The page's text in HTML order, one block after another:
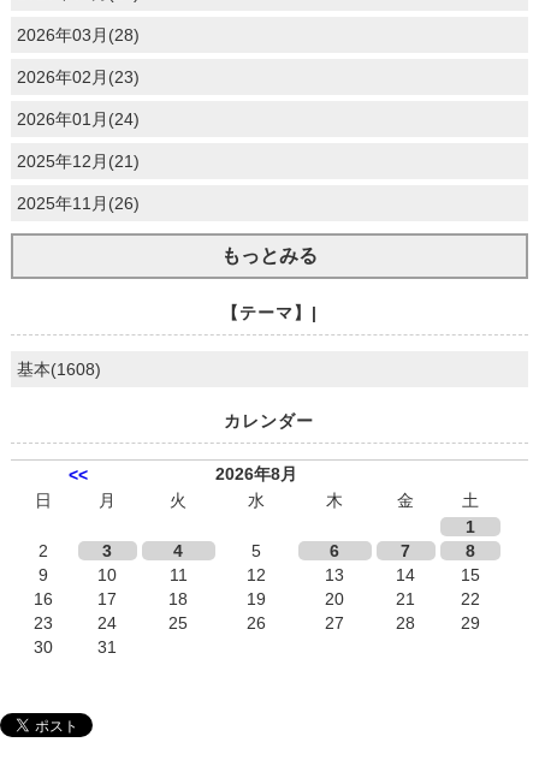
2026年03月(28)
2026年02月(23)
2026年01月(24)
2025年12月(21)
2025年11月(26)
もっとみる
【テーマ】|
基本(1608)
カレンダー
<<
2026年8月
日
月 火 水 木 金
土
1
2
3 4 5 6 7
8
9
10 11 12 13 14
15
16
17 18 19 20 21
22
23
24 25 26 27 28
29
30
31